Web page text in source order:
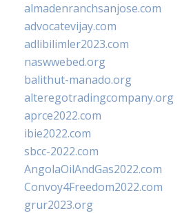
almadenranchsanjose.com
advocatevijay.com
adlibilimler2023.com
naswwebed.org
balithut-manado.org
alteregotradingcompany.org
aprce2022.com
ibie2022.com
sbcc-2022.com
AngolaOilAndGas2022.com
Convoy4Freedom2022.com
grur2023.org